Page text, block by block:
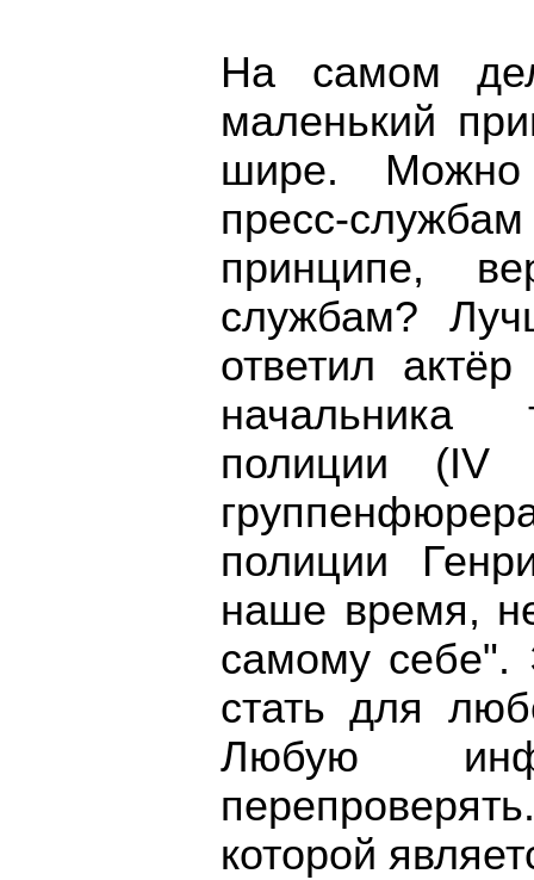
На самом
маленький
шире. Можно
пресс-
принципе,
службам?
ответил
начальника
полиции (IV
полиции
наше время,
самому себе".
стать для
Любую
которой